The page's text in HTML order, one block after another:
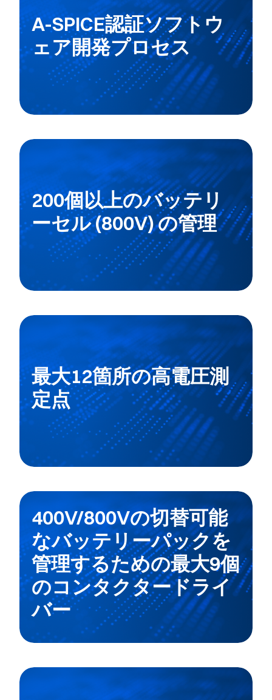
A-SPICE認証ソフトウ
ェア開発プロセス
200個以上のバッテリ
ーセル (800V) の管理
最大12箇所の高電圧測
定点
400V/800Vの切替可能
なバッテリーパックを
管理するための最大9個
のコンタクタードライ
バー